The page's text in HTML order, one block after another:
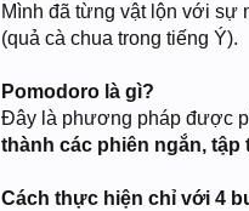
Mình đã từng vật lộn với sự
(quả cà chua trong tiếng Ý).
Pomodoro là gì?
Đây là phương pháp được
thành các phiên ngắn,
Cách thực hiện chỉ với 4